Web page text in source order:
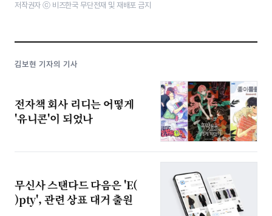
저작권자 ⓒ 비즈한국 무단전재 및 재배포 금지
김보현 기자의 기사
전자책 회사 리디는 어떻게
'유니콘'이 되었나
무신사 스탠다드 다음은 'E(
)pty', 관련 상표 대거 출원